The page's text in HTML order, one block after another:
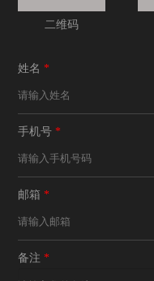
二维码
姓名 *
手机号 *
邮箱 *
备注 *